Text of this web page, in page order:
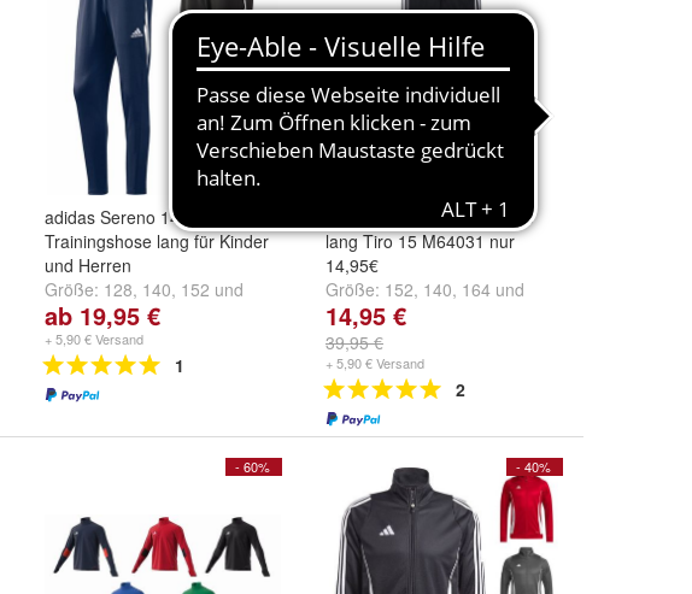
adidas Sereno 14
Trainingshose lang für Kinder
und Herren
Größe: 128, 140, 152 und
weitere ...
ab 19,95 €
+ 5,90 € Versand
1
adidas Kinder Traininghose
lang Tiro 15 M64031 nur
14,95€
Größe: 152, 140, 164 und
weitere ...
14,95 €
39,95 €
+ 5,90 € Versand
2
- 60% - 40%